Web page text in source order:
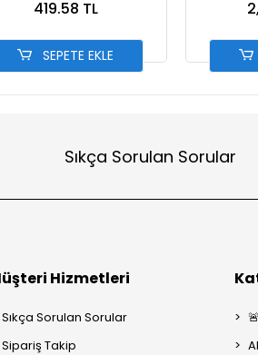
419.58 TL
SEPETE EKLE
Sıkça Sorulan Sorular
Hizmetleri
Sıkça Sorulan Sorular
Sipariş Takip